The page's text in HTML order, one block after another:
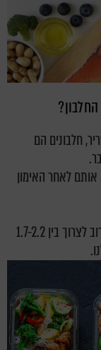
חלבונים הם
אותם לאחר האימון
מומלץ לרוב לצרוך בין 1.7-2.2